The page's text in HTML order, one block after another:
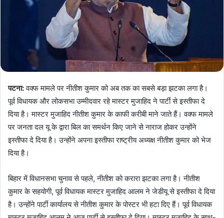
पटना:वक्फ मामले पर नीतीश कुमार को अब तक का सबसे बड़ा झटका लगा है।
पूर्व विधायक और लोकसभा उम्मीदवार रहे मास्टर मुजाहिद ने पार्टी से इस्तीफा दे
दिया है। मास्टर मुजाहिद नीतीश कुमार के काफी करीबी माने जाते हैं। वक्फ मामले
पर जनता दल यू के द्वारा बिल का समर्थन किए जाने से नाराज होकर उन्होंने
इस्तीफा दे दिया है। उन्होंने अपना इस्तीफा राष्ट्रीय अध्यक्ष नीतीश कुमार को भेज
दिया है।
बिहार में विधानसभा चुनाव से पहले, नीतीश को करारा झटका लगा है। नीतीश
कुमार के सहयोगी, पूर्व विधायक मास्टर मुजाहिद आलम ने जेडीयू से इस्तीफा दे दिया
है। उन्होंने पार्टी कार्यालय से नीतीश कुमार के पोस्टर भी हटा दिए हैं। पूर्व विधायक